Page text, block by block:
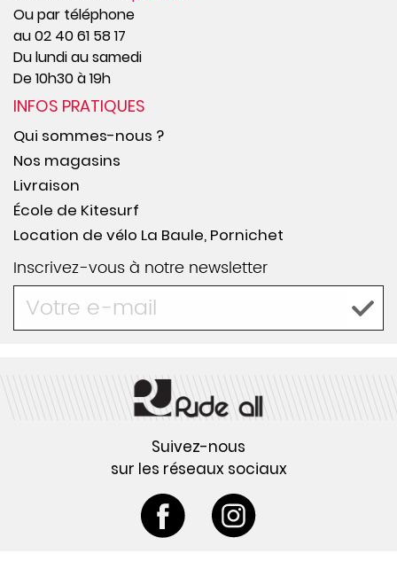
Ou par téléphone
au 02 40 61 58 17
Du lundi au samedi
De 10h30 à 19h
INFOS PRATIQUES
Qui sommes-nous ?
Nos magasins
Livraison
École de Kitesurf
Location de vélo La Baule, Pornichet
Inscrivez-vous à notre newsletter
Suivez-nous
sur les réseaux sociaux